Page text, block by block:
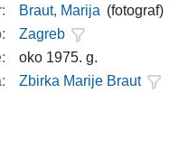
Braut, Marija (fotograf)
Zagreb
oko 1975. g.
Zbirka Marije Braut